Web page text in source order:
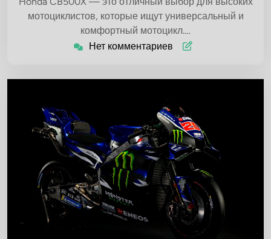
мотоциклистов, которые ищут универсальный и
комфортный мотоцикл.…
Нет комментариев